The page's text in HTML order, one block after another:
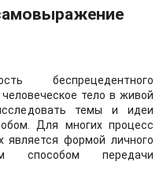
беспрецедентного
тело в живой
темы и идеи
Для многих процесс
является формой личного
способом передачи